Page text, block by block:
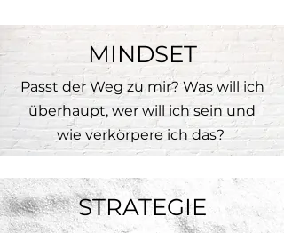
MINDSET
Passt der Weg zu mir? Was will ich
überhaupt, wer will ich sein und
wie verkörpere ich das?
STRATEGIE